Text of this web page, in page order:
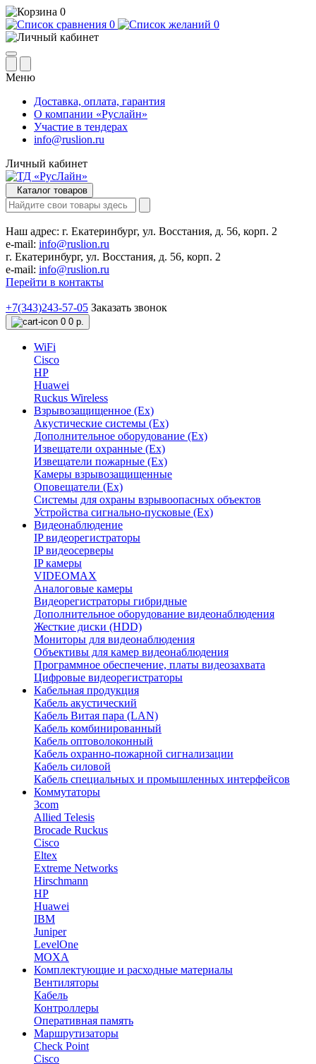
0
0
0
Меню
Доставка, оплата, гарантия
О компании «Руслайн»
Участие в тендерах
info@ruslion.ru
Личный кабинет
Каталог товаров
Наш адрес: г. Екатеринбург, ул. Восстания, д. 56, корп. 2
e-mail: info@ruslion.ru
г. Екатеринбург, ул. Восстания, д. 56, корп. 2
e-mail: info@ruslion.ru
Перейти в контакты
+7(343)243-57-05 Заказать звонок
0 0 р.
WiFi
Cisco
HP
Huawei
Ruckus Wireless
Взрывозащищенное (Ex)
Акустические системы (Ex)
Дополнительное оборудование (Ex)
Извещатели охранные (Ex)
Извещатели пожарные (Ex)
Камеры взрывозащищенные
Оповещатели (Ex)
Системы для охраны взрывоопасных объектов
Устройства сигнально-пусковые (Ex)
Видеонаблюдение
IP видеорегистраторы
IP видеосерверы
IP камеры
VIDEOMAX
Аналоговые камеры
Видеорегистраторы гибридные
Дополнительное оборудование видеонаблюдения
Жесткие диски (HDD)
Мониторы для видеонаблюдения
Объективы для камер видеонаблюдения
Программное обеспечение, платы видеозахвата
Цифровые видеорегистраторы
Кабельная продукция
Кабель акустический
Кабель Витая пара (LAN)
Кабель комбинированный
Кабель оптоволоконный
Кабель охранно-пожарной сигнализации
Кабель силовой
Кабель специальных и промышленных интерфейсов
Коммутаторы
3com
Allied Telesis
Brocade Ruckus
Cisco
Eltex
Extreme Networks
Hirschmann
HP
Huawei
IBM
Juniper
LevelOne
MOXA
Комплектующие и расходные материалы
Вентиляторы
Кабель
Контроллеры
Оперативная память
Маршрутизаторы
Check Point
Cisco